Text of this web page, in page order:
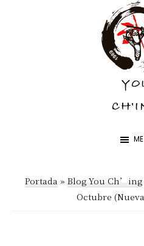
Portada» Blog You Ch’ing
Octubre